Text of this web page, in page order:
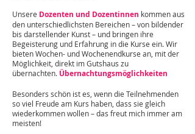
Unsere Dozenten und Dozentinnen kommen aus
den unterschiedlichsten Bereichen – von bildender
bis darstellender Kunst – und bringen ihre
Begeisterung und Erfahrung in die Kurse ein. Wir
bieten Wochen- und Wochenendkurse an, mit der
Möglichkeit, direkt im Gutshaus zu
übernachten. Übernachtungsmöglichkeiten
Besonders schön ist es, wenn die Teilnehmenden
so viel Freude am Kurs haben, dass sie gleich
wiederkommen wollen – das freut mich immer am
meisten!